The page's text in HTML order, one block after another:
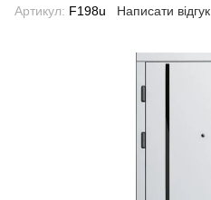
Артикул: F198u Написати відгук